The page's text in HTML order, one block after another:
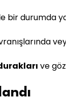
bir durumda
ve